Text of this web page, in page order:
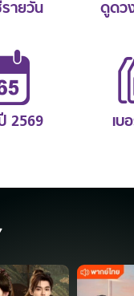
รายวัน ดูดว
2569 เบ